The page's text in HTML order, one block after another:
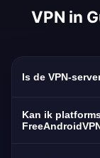
VPN in
Is de VPN-
Kan ik